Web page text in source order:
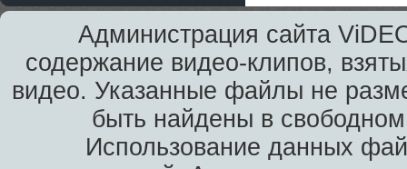
Администрация сайта
содержание видео-клипов,
видео. Указанные файлы не
быть найдены в
Использование данных